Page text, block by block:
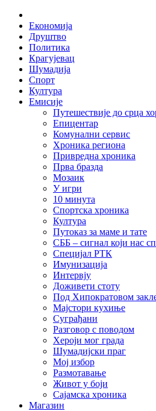
Skip
content
Економија
Друштво
Политика
Крагујевац
Шумадија
Спорт
Култура
Емисије
Путешествије до срца
Епицентар
Комунални сервис
Хроника региона
Привредна хроника
Прва бразда
Мозаик
У игри
10 минута
Спортска хроника
Култура
Путоказ за маме и тате
СББ – сигнал који нас
Специјал РТК
Имунизација
Интервју
Доживети стоту
Под Хипократовом
Мајстори кухиње
Суграђани
Разговор с поводом
Хероји мог града
Шумадијски праг
Мој избор
Размотавање
Живот у боји
Сајамска хроника
Магазин